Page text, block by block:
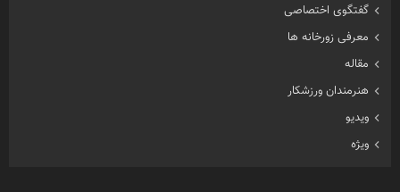
گفتگوی اختصاصی
معرفی زورخانه ها
مقاله
هنرمندان ورزشکار
ویدیو
ویژه